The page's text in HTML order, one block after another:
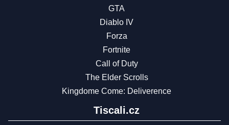
GTA
Diablo IV
Forza
Fortnite
Call of Duty
The Elder Scrolls
Kingdome Come: Deliverence
Tiscali.cz